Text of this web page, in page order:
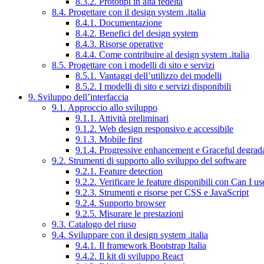
8.4. Progettare con il design system .italia
8.4.1. Documentazione
8.4.2. Benefici del design system
8.4.3. Risorse operative
8.4.4. Come contribuire al design system .italia
8.5. Progettare con i modelli di sito e servizi
8.5.1. Vantaggi dell’utilizzo dei modelli
8.5.2. I modelli di sito e servizi disponibili
9. Sviluppo dell’interfaccia
9.1. Approccio allo sviluppo
9.1.1. Attività preliminari
9.1.2. Web design responsivo e accessibile
9.1.3. Mobile first
9.1.4. Progressive enhancement e Graceful
9.2. Strumenti di supporto allo sviluppo del software
9.2.1. Feature detection
9.2.2. Verificare le feature disponibili con Can I
9.2.3. Strumenti e risorse per CSS e JavaScript
9.2.4. Supporto browser
9.2.5. Misurare le prestazioni
9.3. Catalogo del riuso
9.4. Sviluppare con il design system .italia
9.4.1. Il framework Bootstrap Italia
9.4.2. Il kit di sviluppo React